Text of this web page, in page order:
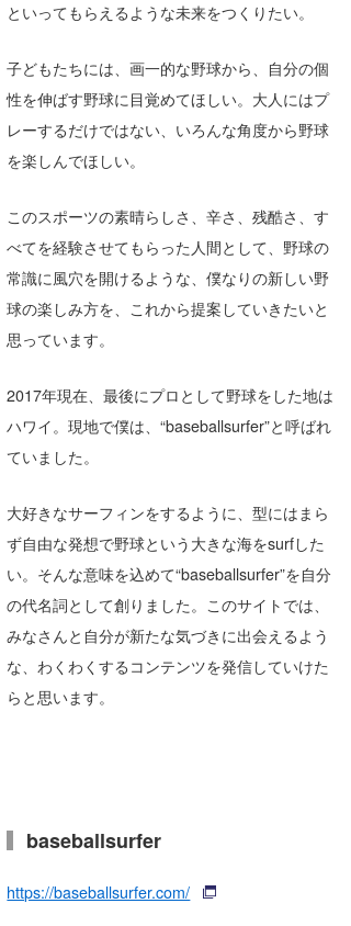
といってもらえるような未来をつくりたい。
子どもたちには、画一的な野球から、自分の個
性を伸ばす野球に目覚めてほしい。大人にはプ
レーするだけではない、いろんな角度から野球
を楽しんでほしい。
このスポーツの素晴らしさ、辛さ、残酷さ、す
べてを経験させてもらった人間として、野球の
常識に風穴を開けるような、僕なりの新しい野
球の楽しみ方を、これから提案していきたいと
思っています。
2017年現在、最後にプロとして野球をした地は
ハワイ。現地で僕は、“baseballsurfer”と呼ばれ
ていました。
大好きなサーフィンをするように、型にはまら
ず自由な発想で野球という大きな海をsurfした
い。そんな意味を込めて“baseballsurfer”を自分
の代名詞として創りました。このサイトでは、
みなさんと自分が新たな気づきに出会えるよう
な、わくわくするコンテンツを発信していけた
らと思います。
baseballsurfer
https://baseballsurfer.com/